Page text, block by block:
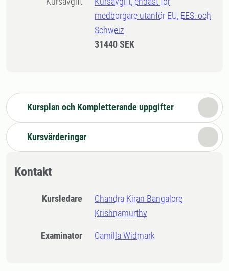
medborgare utanför EU, EES, och
Schweiz
31440 SEK
Kursplan och Kompletterande uppgifter
Kursvärderingar
Kontakt
Kursledare
Chandra Kiran Bangalore
Krishnamurthy
Examinator Camilla Widmark